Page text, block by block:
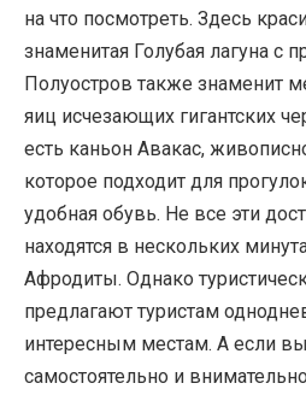
на что посмотреть. Здесь
знаменитая Голубая лагуна с
Полуостров также знаменит
яиц исчезающих гигантских
есть каньон Авакас,
которое подходит для
удобная обувь. Не все эти
находятся в нескольких
Афродиты. Однако
предлагают туристам
интересным местам. А если
самостоятельно и